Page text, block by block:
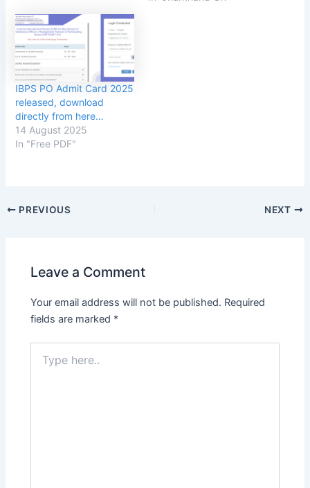
IBPS PO Admit Card 2025
released, download
directly from here…
14 August 2025
In "Free PDF"
PostPREVIOUS NEXT
Leave a Comment
Your email address will not be published. Required
fields are marked *
here..